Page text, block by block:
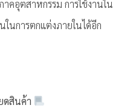
คอุตสาหกรรม การใช้งานใน
นการตกแต่งภายในได้อีก
ดสินค้า